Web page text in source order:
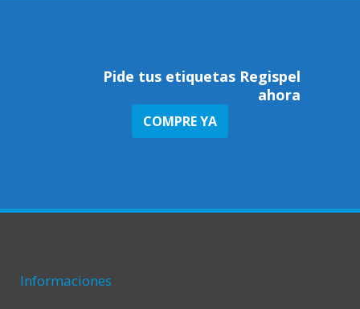
Pide tus etiquetas Regispel
ahora
COMPRE YA
Informaciones